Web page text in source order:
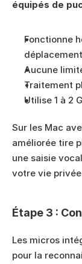
équipés de
Fonctionne
Aucune
Traitement
Utilise 1 à 2
Sur les Mac
améliorée tire
une saisie
votre vie
Étape 3 :
Les micros
pour la